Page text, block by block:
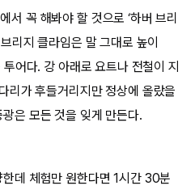
서 꼭 해봐야 할 것으로 ‘하버 브리
리지 클라임은 말 그대로 높이
어다. 강 아래로 요트나 전철이 지
리가 후들거리지만 정상에 올랐을
은 모든 것을 잊게 만든다.
데 체험만 원한다면 1시간 30분